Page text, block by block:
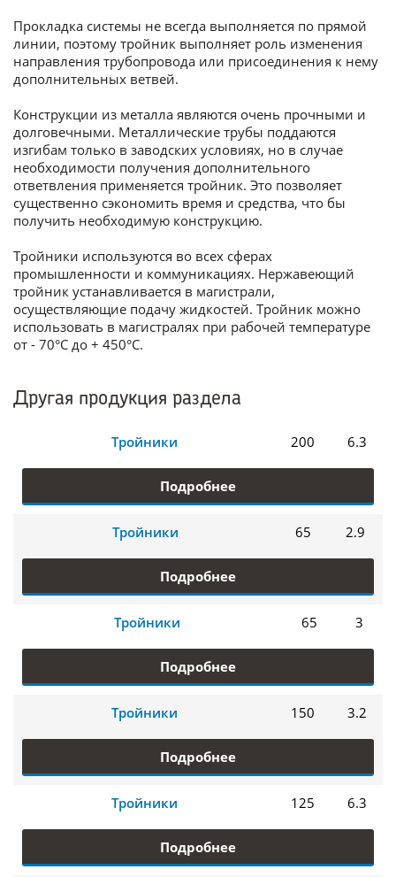
Прокладка системы не всегда выполняется по прямой
линии, поэтому тройник выполняет роль изменения
направления трубопровода или присоединения к нему
дополнительных ветвей.
Конструкции из металла являются очень прочными и
долговечными. Металлические трубы поддаются
изгибам только в заводских условиях, но в случае
необходимости получения дополнительного
ответвления применяется тройник. Это позволяет
существенно сэкономить время и средства, что бы
получить необходимую конструкцию.
Тройники используются во всех сферах
промышленности и коммуникациях. Нержавеющий
тройник устанавливается в магистрали,
осуществляющие подачу жидкостей. Тройник можно
использовать в магистралях при рабочей температуре
от - 70°С до + 450°С.
Другая продукция раздела
Тройники 200 6.3
Подробнее
Тройники 65 2.9
Подробнее
Тройники 65 3
Подробнее
Тройники 150 3.2
Подробнее
Тройники 125 6.3
Подробнее